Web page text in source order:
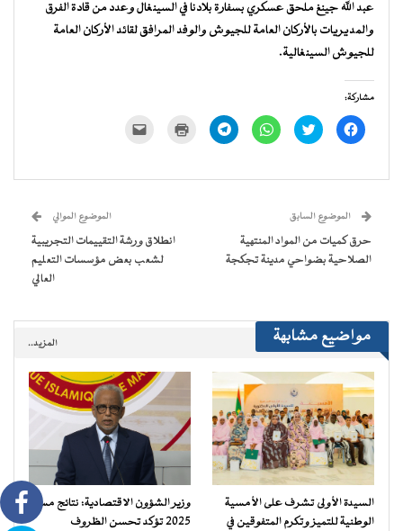
عبد الله جينغ ملحق عسكري بسفارة بلادنا في السينغال وعدد من قادة الفرق
والمديريات بالأركان العامة للجيوش والوفد المرافق لقائد الأركان العامة
للجيوش السينغالية.
مشاركة:
انقر
للمشاركة
في
اضغط
للمشاركة
في
انقر
للمشاركة
في
انقر
للمشاركة
في
للطباعة
جديدة) الإلكتروني
نافذة
جديدة)
الموضوع السابق
حرق كميات من المواد المنتهية
الصلاحية بضواحي مدينة تجكجة
الموضوع الموالي
انطلاق ورشة التقييمات التجريبية
لشعب بعض مؤسسات التعليم
العالي
مواضيع مشابهة المزيد..
السيدة الأولى تشرف على الأمسية
الوطنية للتميز وتكرم المتفوقين في
وزير الشؤون الاقتصادية: نتائج مسح
2025 تؤكد تحسن الظروف